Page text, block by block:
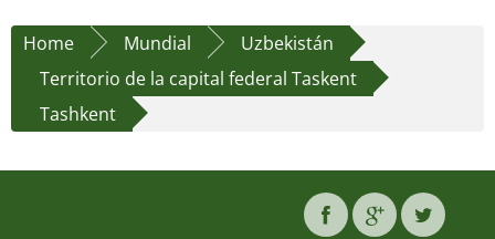
Home Mundial
Uzbekistán
Territorio de la capital federal Taskent
Tashkent